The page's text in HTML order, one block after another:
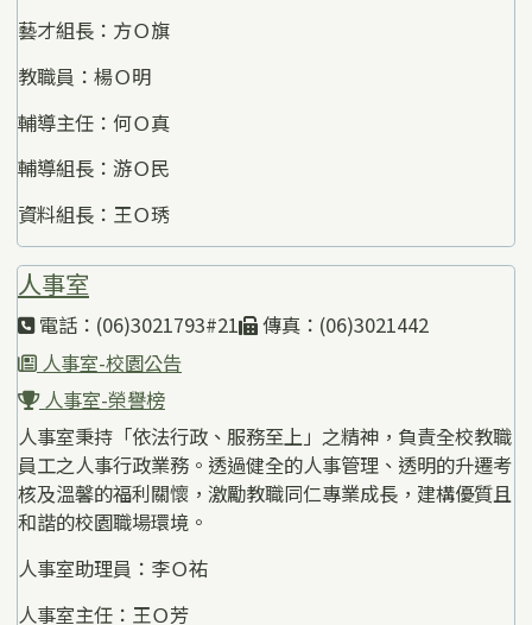
藝才組長：方Ｏ旗
教職員：楊Ｏ明
輔導主任：何Ｏ真
輔導組長：游Ｏ民
資料組長：王Ｏ琇
人事室
電話：(06)3021793#21
傳真：(06)3021442
人事室-校園公告
人事室-榮譽榜
人事室秉持「依法行政、服務至上」之精神，負責全校教職
員工之人事行政業務。透過健全的人事管理、透明的升遷考
核及溫馨的福利關懷，激勵教職同仁專業成長，建構優質且
和諧的校園職場環境。
人事室助理員：李Ｏ祐
人事室主任：王Ｏ芳